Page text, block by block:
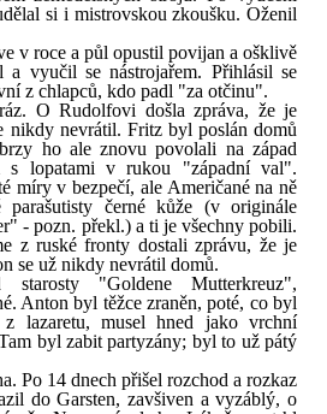
si i mistrovskou zkoušku. Oženil
v roce a půl opustil povijan a ošklivě
a vyučil se nástrojařem. Přihlásil se
z chlapců, kdo padl "za otčinu".
O Rudolfovi došla zpráva, že je
nikdy nevrátil. Fritz byl poslán domů
ho ale znovu povolali na západ
s lopatami v rukou "západní val".
míry v bezpečí, ale Američané na ně
parašutisty černé kůže (v originále
- pozn. překl.) a ti je všechny pobili.
z ruské fronty dostali zprávu, že je
se už nikdy nevrátil domů.
"Goldene Mutterkreuz",
Anton byl těžce zraněn, poté, co byl
lazaretu, musel hned jako vrchní
byl zabit partyzány; byl to už pátý
Po 14 dnech přišel rozchod a rozkaz
do Garsten, zavšiven a vyzáblý, o